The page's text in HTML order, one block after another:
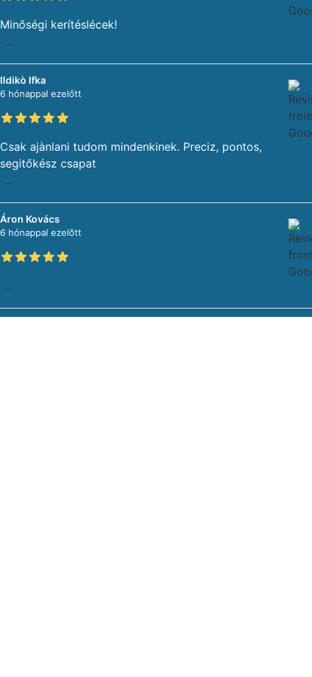
Minőségi kerítéslécek!
...
Ildikò Ifka
6 hónappal ezelőtt
Csak ajànlani tudom mindenkinek. Preciz, pontos,
segitőkész csapat
...
Áron Kovács
6 hónappal ezelőtt
...